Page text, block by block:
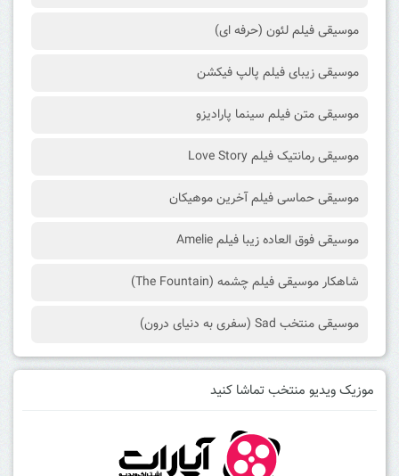
موسیقی فیلم لئون (حرفه ای)
موسیقی زیبای فیلم پالپ فیکشن
موسیقی متن فیلم سینما پارادیزو
موسیقی رمانتیک فیلم Love Story
موسیقی حماسی فیلم آخرین موهیکان
موسیقی فوق العاده زیبا فیلم Amelie
شاهکار موسیقی فیلم چشمه (The Fountain)
موسیقی منتخب Sad (سفری به دنیای درون)
موزیک ویدیو منتخب تماشا کنید